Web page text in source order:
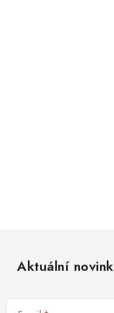
Aktuální